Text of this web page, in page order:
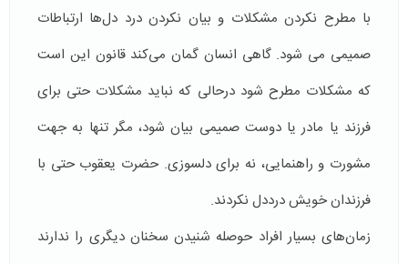
با مطرح نکردن مشکلات و بیان نکردن درد دل‌ها ارتباطات
صمیمی می شود. گاهی انسان گمان می‌کند قانون این است
که مشکلات مطرح شود درحالی که نباید مشکلات حتی برای
فرزند یا مادر یا دوست صمیمی بیان شود، مگر تنها به جهت
مشورت و راهنمایی، نه برای دلسوزی. حضرت یعقوب حتی با
فرزندان خویش درددل نکردند.
زمان‌های بسیار افراد حوصله شنیدن سخنان دیگری را ندارند